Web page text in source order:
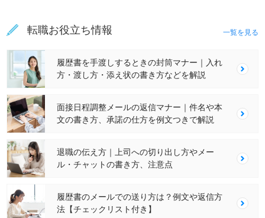
転職お役立ち情報 一覧を見る
履歴書を手渡しするときの封筒マナー｜入れ
方・渡し方・添え状の書き方などを解説
面接日程調整メールの返信マナー｜件名や本
文の書き方、承諾の仕方を例文つきで解説
退職の伝え方｜上司への切り出し方やメー
ル・チャットの書き方、注意点
履歴書のメールでの送り方は？例文や返信方
法【チェックリスト付き】